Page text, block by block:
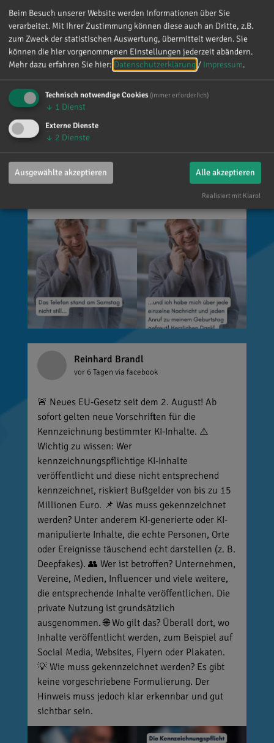
Reinhard Brandl
vor 5 Tagenvia facebook
Mein meistgenutztes Wort am Samstag war:
Glückwünsche, Nachrichten, Anrufe und die
über jede einzelne Aufmerksamkeit gefreut. Es
ist alles andere als selbstverständlich, dass sich
Reinhard Brandl
vor 6 Tagen via facebook
🚨 Neues EU-Gesetz seit dem 2. August! Ab
sofort gelten neue Vorschriften für die
Kennzeichnung bestimmter KI-Inhalte. ⚠️
Wichtig zu wissen: Wer
kennzeichnungspflichtige KI-Inhalte
veröffentlicht und diese nicht entsprechend
kennzeichnet, riskiert Bußgelder von bis zu 15
Millionen Euro. 📌 Was muss gekennzeichnet
werden? Unter anderem KI-generierte oder KI-
manipulierte Inhalte, die echte Personen, Orte
oder Ereignisse täuschend echt darstellen (z. B.
Deepfakes). 👥 Wer ist betroffen? Unternehmen,
Vereine, Medien, Influencer und viele weitere,
die entsprechende Inhalte veröffentlichen. Die
private Nutzung ist grundsätzlich
ausgenommen. 🌐 Wo gilt das? Überall dort, wo
Inhalte veröffentlicht werden, zum Beispiel auf
Social Media, Websites, Flyern oder Plakaten.
💡 Wie muss gekennzeichnet werden? Es gibt
keine vorgeschriebene Formulierung. Der
Hinweis muss jedoch klar erkennbar und gut
sichtbar sein.
Beim Besuch unserer Website werden Informationen über Sie
verarbeitet. Mit Ihrer Zustimmung können diese auch an Dritte, z.B.
zum Zweck der statistischen Auswertung, übermittelt werden. Sie
können die hier vorgenommenen Einstellungen jederzeit abändern.
Mehr dazu erfahren Sie hier: Datenschutzerklärung / Impressum.
Technisch notwendige Cookies (immer erforderlich)
↓ 1 Dienst
Externe Dienste
↓ 2 Dienste
Ausgewählte akzeptieren Alle akzeptieren
Realisiert mit Klaro!